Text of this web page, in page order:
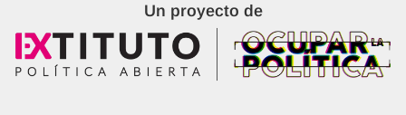
Un proyecto de